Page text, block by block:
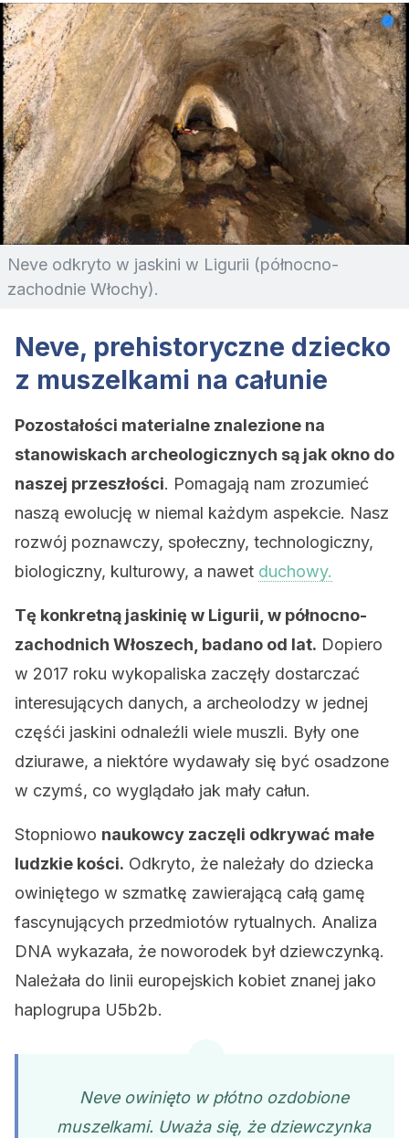
Neve odkryto w jaskini w Ligurii (północno-
zachodnie Włochy).
Neve, prehistoryczne dziecko
z muszelkami na całunie
Pozostałości materialne znalezione na
stanowiskach archeologicznych są jak okno do
naszej przeszłości. Pomagają nam zrozumieć
naszą ewolucję w niemal każdym aspekcie. Nasz
rozwój poznawczy, społeczny, technologiczny,
biologiczny, kulturowy, a nawet duchowy.
Tę konkretną jaskinię w Ligurii, w północno-
zachodnich Włoszech, badano od lat. Dopiero
w 2017 roku wykopaliska zaczęły dostarczać
interesujących danych, a archeolodzy w jednej
częśći jaskini odnaleźli wiele muszli. Były one
dziurawe, a niektóre wydawały się być osadzone
w czymś, co wyglądało jak mały całun.
Stopniowo naukowcy zaczęli odkrywać małe
ludzkie kości. Odkryto, że należały do ​​dziecka
owiniętego w szmatkę zawierającą całą gamę
fascynujących przedmiotów rytualnych. Analiza
DNA wykazała, że ​​noworodek był dziewczynką.
Należała do linii europejskich kobiet znanej jako
haplogrupa U5b2b.
Neve owinięto w płótno ozdobione
muszelkami. Uważa się, że dziewczynka